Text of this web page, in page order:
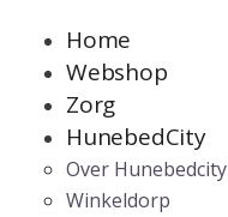
Home
Webshop
Zorg
HunebedCity
Over Hunebedcity
Winkeldorp